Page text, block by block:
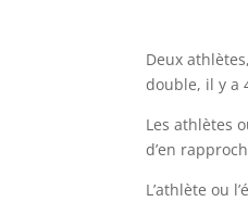
Deux
double, il y a
Les athlètes
d’en
L’athlète ou